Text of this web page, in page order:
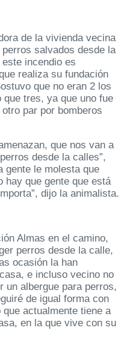
de la vivienda vecina
salvados desde la
incendio es
realiza su fundación
que no eran 2 los
que tres, ya que uno fue
par por bomberos
que nos van a
desde la calles”,
gente le molesta que
hay que gente que está
dijo la animalista.
Almas en el camino,
perros desde la calle,
ocasión la han
e incluso vecino no
un albergue para perros,
de igual forma con
actualmente tiene a
en la que vive con su